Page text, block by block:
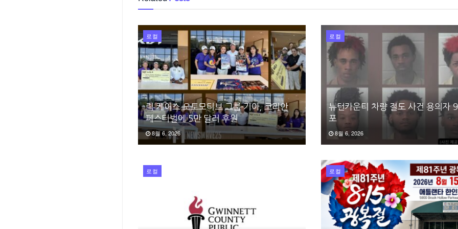
로컬
릭 케이스 오토모티브 그룹·기아, 코리안
페스티벌에 5만 달러 후원
8월 6, 2026
로컬
뉴턴카운티 차량 절도 사건 용의자
포
8월 6, 2026
로컬 로컬